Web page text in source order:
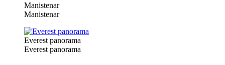
Manistenar
Manistenar
Everest panorama
Everest panorama